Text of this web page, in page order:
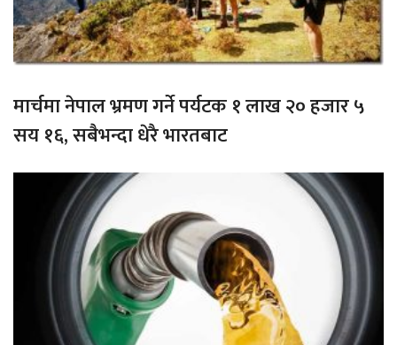
मार्चमा नेपाल भ्रमण गर्ने पर्यटक १ लाख २० हजार ५
सय १६, सबैभन्दा धेरै भारतबाट